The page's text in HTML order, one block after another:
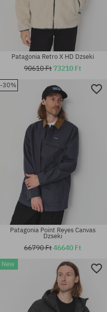
Elérhető méretek:
Patagonia Retro X HD Dzseki
90610 Ft 73210 Ft
-30%
Patagonia Point Reyes Canvas
Dzseki
66790 Ft46640 Ft
New